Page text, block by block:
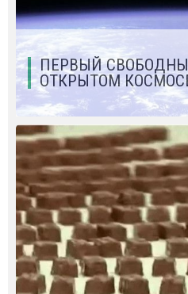
ПЕРВЫЙ
ОТКРЫТОМ